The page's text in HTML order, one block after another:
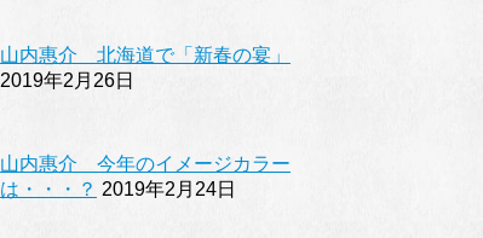
山内惠介 北海道で「新春の宴」
2019年2月26日
山内惠介 今年のイメージカラー
は・・・？ 2019年2月24日